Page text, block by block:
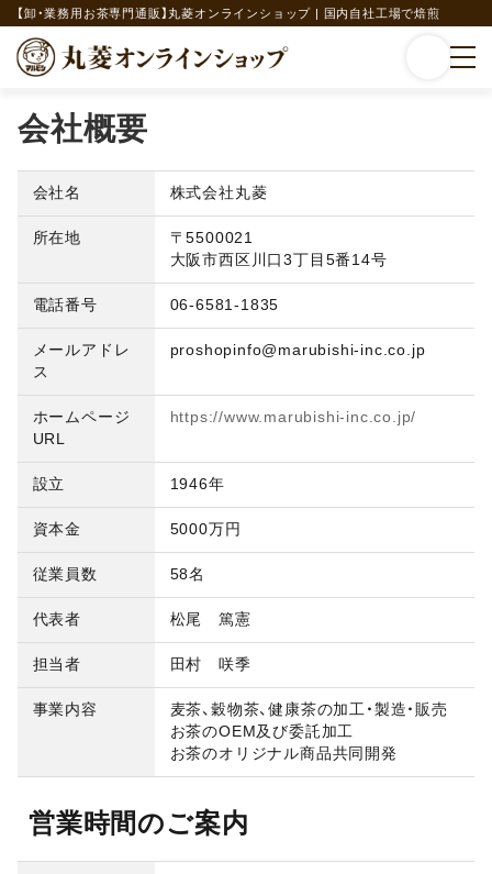
【卸・業務用お茶専門通販】丸菱オンラインショップ | 国内自社工場で焙煎
会社概要
会社名 株式会社丸菱
所在地
〒5500021
大阪市西区川口3丁目5番14号
電話番号 06-6581-1835
メールアドレ
ス
proshopinfo@marubishi-inc.co.jp
ホームページ
URL
https://www.marubishi-inc.co.jp/
設立 1946年
資本金 5000万円
従業員数 58名
代表者 松尾 篤憲
担当者 田村 咲季
事業内容
麦茶、穀物茶、健康茶の加工・製造・販売
お茶のOEM及び委託加工
お茶のオリジナル商品共同開発
営業時間のご案内